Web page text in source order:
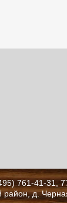
761-41-31,
район, д.